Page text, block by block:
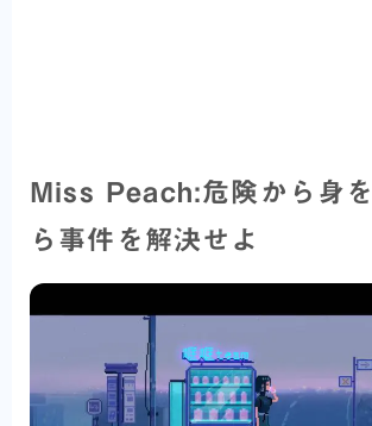
Miss Peach:危険から身
ら事件を解決せよ